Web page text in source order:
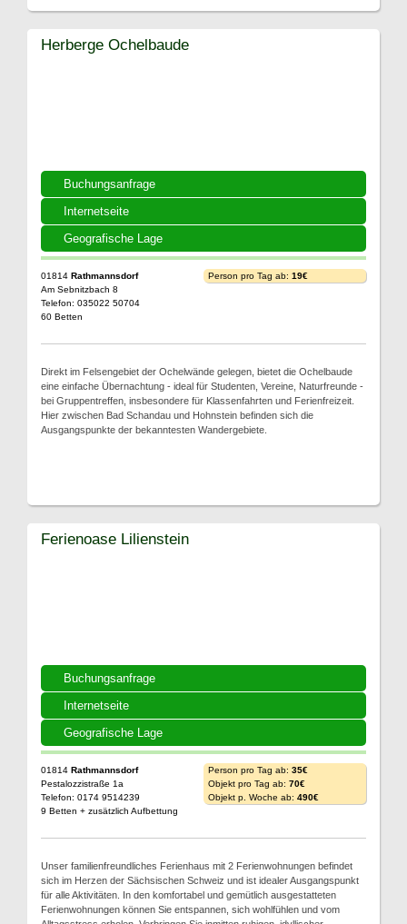
Buchungsanfrage
Internetseite
Geografische Lage
Herberge Ochelbaude
01814 Rathmannsdorf
Am Sebnitzbach 8
Telefon: 035022 50704
60 Betten
Person pro Tag ab: 19€
Direkt im Felsengebiet der Ochelwände gelegen, bietet die Ochelbaude
eine einfache Übernachtung - ideal für Studenten, Vereine, Naturfreunde -
bei Gruppentreffen, insbesondere für Klassenfahrten und Ferienfreizeit.
Hier zwischen Bad Schandau und Hohnstein befinden sich die
Ausgangspunkte der bekanntesten Wandergebiete.
Buchungsanfrage
Internetseite
Geografische Lage
Ferienoase Lilienstein
01814 Rathmannsdorf
Pestalozzistraße 1a
Telefon: 0174 9514239
9 Betten + zusätzlich Aufbettung
Person pro Tag ab: 35€
Objekt pro Tag ab: 70€
Objekt p. Woche ab: 490€
Unser familienfreundliches Ferienhaus mit 2 Ferienwohnungen befindet
sich im Herzen der Sächsischen Schweiz und ist idealer Ausgangspunkt
für alle Aktivitäten. In den komfortabel und gemütlich ausgestatteten
Ferienwohnungen können Sie entspannen, sich wohlfühlen und vom